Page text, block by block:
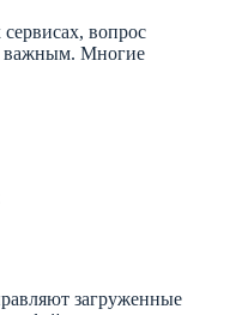
вопрос
важным. Многие
загруженные